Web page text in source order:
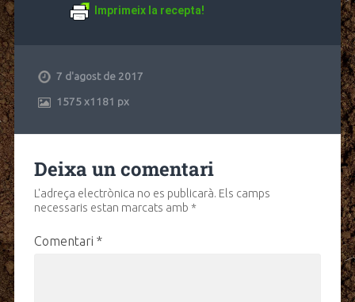
Imprimeix la recepta!
7 d'agost de 2017
1575x1181 px
Deixa un comentari
L'adreça electrònica no es publicarà. Els camps
necessaris estan marcats amb *
Comentari *